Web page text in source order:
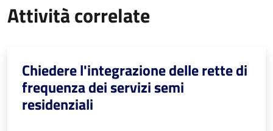
Attività correlate
Chiedere l'integrazione delle rette di
frequenza dei servizi semi
residenziali